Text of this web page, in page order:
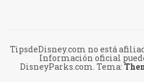
TipsdeDisney.com no está
Información oficial
DisneyParks.com. Tema: